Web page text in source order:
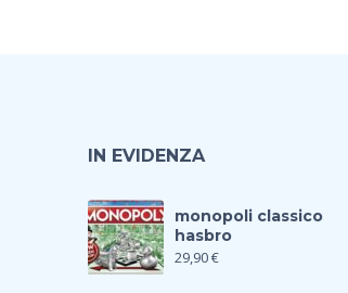
IN EVIDENZA
monopoli classico
hasbro
29,90€